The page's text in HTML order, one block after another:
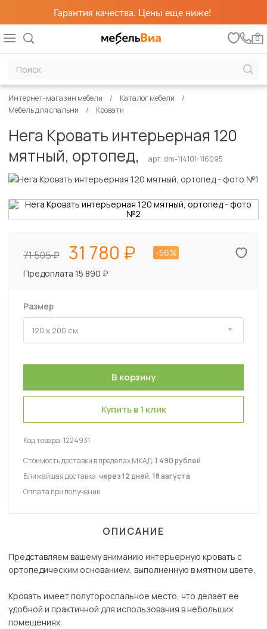
Гарантия качества. Цены еще ниже!
0
Интернет-магазин мебели
Каталог мебели
Мебель для спальни
Кровати
Нега Кровать интерьерная 120
мятный, ортопед,
арт. dm-114101-116095
71 505 31 780
-56%
Предоплата 15 890 ₽
Размер
Купить в 1 клик
Код товара:1224931
Стоимость доставки в пределах МКАД:1 490 рублей
Ближайшая доставка:через 12 дней, 18 августа
Оплата при получении
ОПИСАНИЕ
Представляем вашему вниманию интерьерную кровать с
ортопедическим основанием, выполненную в мятном цвете.
Кровать имеет полутороспальное место, что делает ее
удобной и практичной для использования в небольших
помещениях.